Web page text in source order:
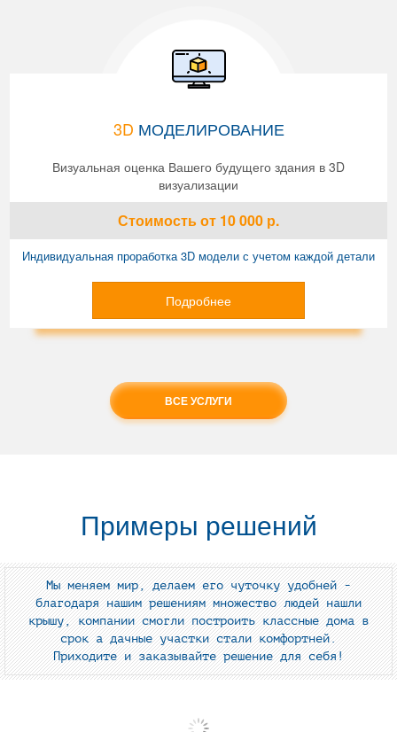
3D МОДЕЛИРОВАНИЕ
Визуальная оценка Вашего будущего здания в 3D
визуализации
Стоимостьот 10 000 р.
Индивидуальная проработка 3D модели с учетом каждой детали
Подробнее
ВСЕ УСЛУГИ
Примеры решений
Мы меняем мир, делаем его чуточку удобней -
благодаря нашим решениям множество людей нашли
крышу, компании смогли построить классные дома в
срок а дачные участки стали комфортней.
Приходите и заказывайте решение для себя!